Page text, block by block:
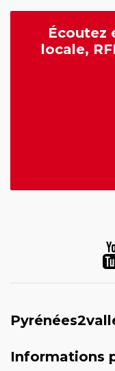
Écoutez
locale,
Informations